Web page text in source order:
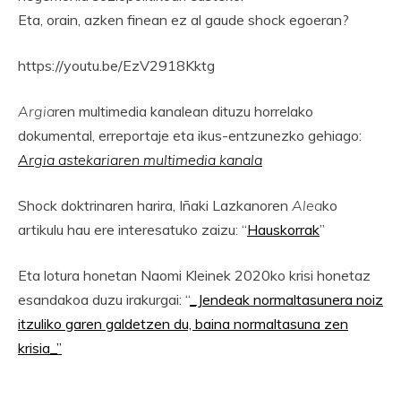
Eta, orain, azken finean ez al gaude shock egoeran?
https://youtu.be/EzV2918Kktg
Argiaren multimedia kanalean dituzu horrelako
dokumental, erreportaje eta ikus-entzunezko gehiago:
Argia astekariaren multimedia kanala
Shock doktrinaren harira, Iñaki Lazkanoren Aleako
artikulu hau ere interesatuko zaizu: “Hauskorrak”
Eta lotura honetan Naomi Kleinek 2020ko krisi honetaz
esandakoa duzu irakurgai: “ _Jendeak normaltasunera noiz
itzuliko garen galdetzen du, baina normaltasuna zen
krisia_”